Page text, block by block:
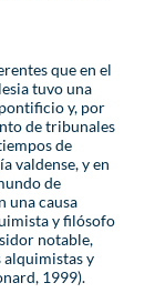
que en el
tuvo una
y, por
de tribunales
de
valdense, y en
de
una causa
y filósofo
notable,
y
1999).